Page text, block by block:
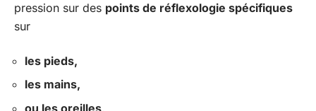
pression sur des points de réflexologie spécifiques
sur
les pieds,
les mains,
ou les oreilles.